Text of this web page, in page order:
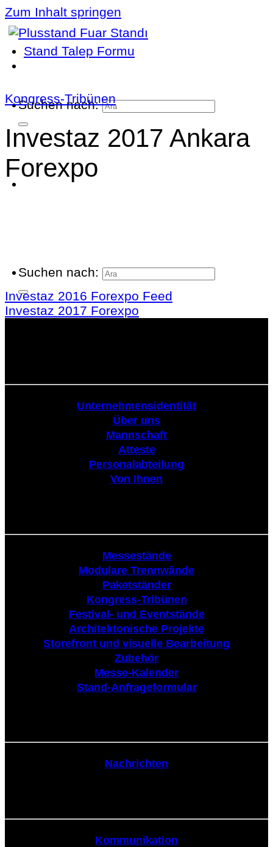
Zum Inhalt springen
Stand Talep Formu
Suchen nach:
Suchen nach:
Kongress-Tribünen
Investaz 2017 Ankara
Forexpo
Investaz 2016 Forexpo Feed
Investaz 2017 Forexpo
Unternehmensidentität
Über uns
Mannschaft
Atteste
Personalabteilung
Von Ihnen
Messestände
Modulare Trennwände
Paketständer
Kongress-Tribünen
Festival- und Eventstände
Architektonische Projekte
Storefront und visuelle Bearbeitung
Zubehör
Messe-Kalender
Stand-Anfrageformular
Nachrichten
Kommunikation